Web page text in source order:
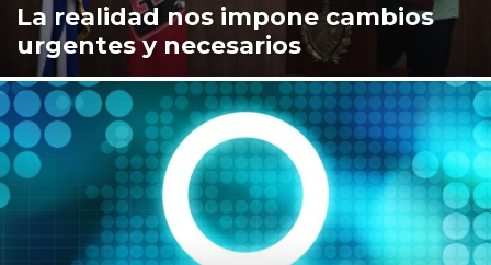
La realidad nos impone cambios
urgentes y necesarios